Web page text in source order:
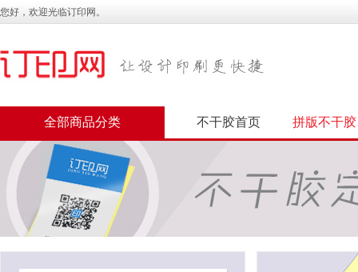
您好，欢迎光临订印网。
全部商品分类 不干胶首页 拼版不干胶